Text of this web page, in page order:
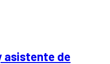
asistente de